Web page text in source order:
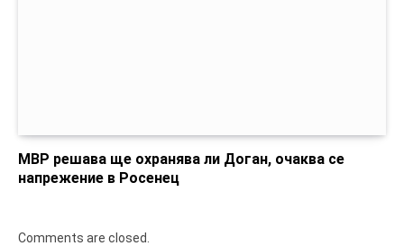
МВР решава ще охранява ли Доган, очаква се
напрежение в Росенец
Comments are closed.